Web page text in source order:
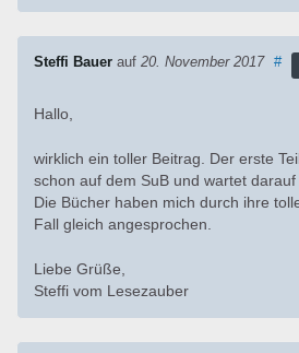
Steffi Bauer auf 20. November 2017 #
Hallo,
wirklich ein toller Beitrag. Der erste
schon auf dem SuB und wartet darauf
Die Bücher haben mich durch ihre
Fall gleich angesprochen.
Liebe Grüße,
Steffi vom Lesezauber